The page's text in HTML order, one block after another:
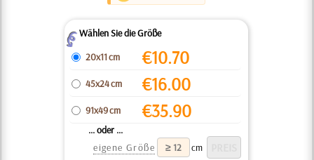
ZWählen Sie die Größe
20x11 cm
€10.70
45x24 cm €16.00
91x49 cm €35.90
... oder ...
eigene Größe
cm